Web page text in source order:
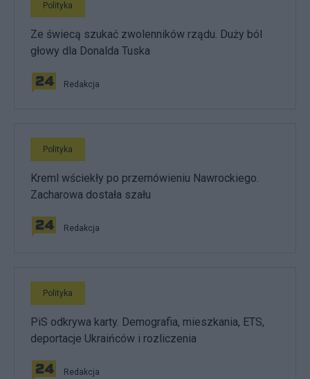
Polityka
Ze świecą szukać zwolenników rządu. Duży ból
głowy dla Donalda Tuska
Redakcja
Polityka
Kreml wściekły po przemówieniu Nawrockiego.
Zacharowa dostała szału
Redakcja
Polityka
PiS odkrywa karty. Demografia, mieszkania, ETS,
deportacje Ukraińców i rozliczenia
Redakcja